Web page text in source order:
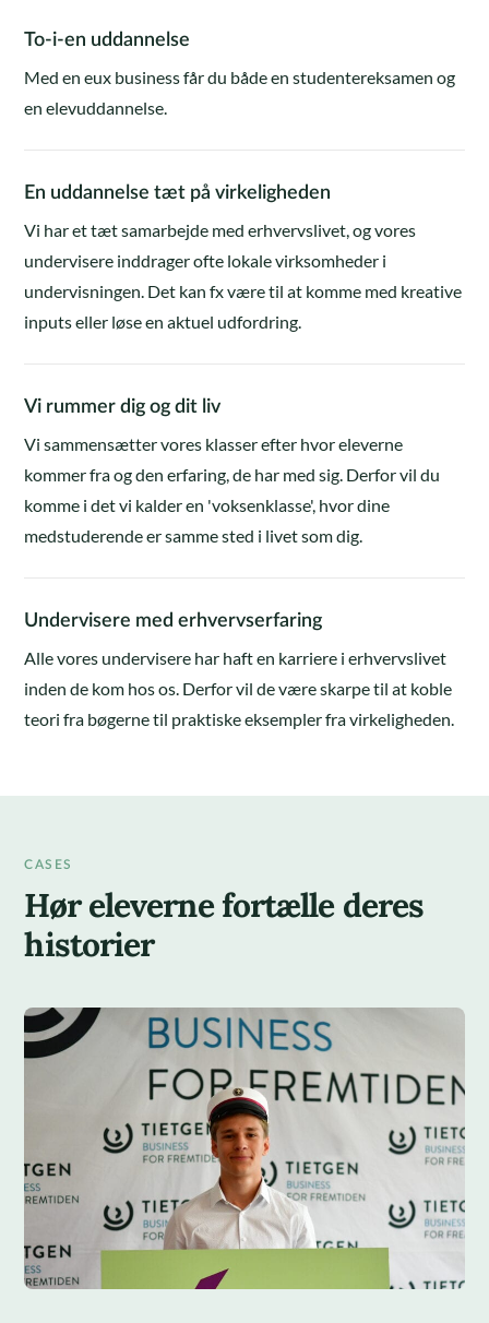
To-i-en uddannelse
Med en eux business får du både en studentereksamen og
en elevuddannelse.
En uddannelse tæt på virkeligheden
Vi har et tæt samarbejde med erhvervslivet, og vores
undervisere inddrager ofte lokale virksomheder i
undervisningen. Det kan fx være til at komme med kreative
inputs eller løse en aktuel udfordring.
Vi rummer dig og dit liv
Vi sammensætter vores klasser efter hvor eleverne
kommer fra og den erfaring, de har med sig. Derfor vil du
komme i det vi kalder en 'voksenklasse', hvor dine
medstuderende er samme sted i livet som dig.
Undervisere med erhvervserfaring
Alle vores undervisere har haft en karriere i erhvervslivet
inden de kom hos os. Derfor vil de være skarpe til at koble
teori fra bøgerne til praktiske eksempler fra virkeligheden.
CASES
Hør eleverne fortælle deres
historier